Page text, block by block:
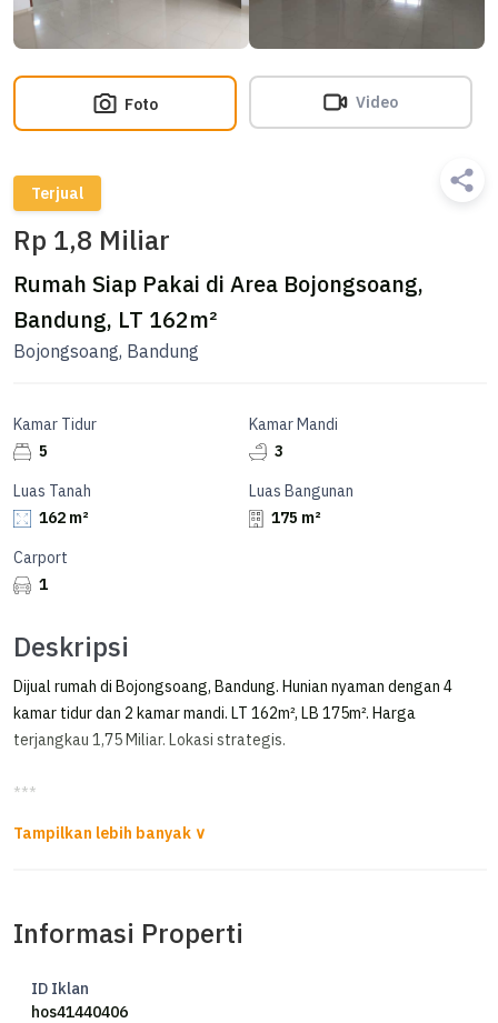
Foto Video
Terjual
Rp 1,8 Miliar
Rumah Siap Pakai di Area Bojongsoang,
Bandung, LT 162m²
Bojongsoang, Bandung
Kamar Tidur
5
Kamar Mandi
3
Luas Tanah
162 m²
Luas Bangunan
175 m²
Carport
1
Deskripsi
Dijual rumah di Bojongsoang, Bandung. Hunian nyaman dengan 4
kamar tidur dan 2 kamar mandi. LT 162m², LB 175m². Harga
terjangkau 1,75 Miliar. Lokasi strategis.
***
SHM
Luas bangunan 175m2
Kamar tidur 4
Informasi Properti
ID Iklan
hos41440406